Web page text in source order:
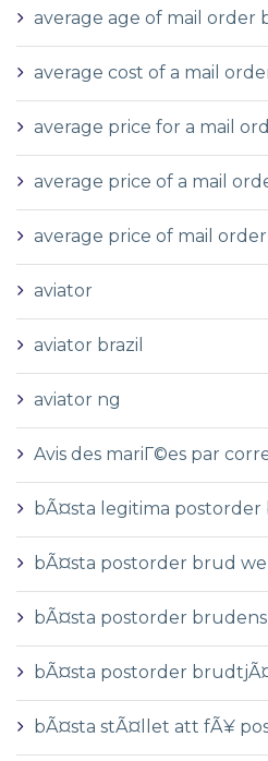
average age of mail order
average cost of a mail
average price for a mail
average price of a mail
average price of mail
aviator
aviator brazil
aviator ng
Avis des mariГ©es par
bÃ¤sta legitima
bÃ¤sta postorder brud
bÃ¤sta postorder
bÃ¤sta postorder
bÃ¤sta stÃ¤llet att fÃ¥